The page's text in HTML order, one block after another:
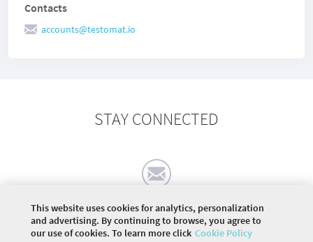
Contacts
accounts@testomat.io
STAY CONNECTED
© 2026 COMMUNITY COMPANY. ALL RIGHTS
This website uses cookies for analytics, personalization
and advertising. By continuing to browse, you agree to
our use of cookies. To learn more click Cookie Policy